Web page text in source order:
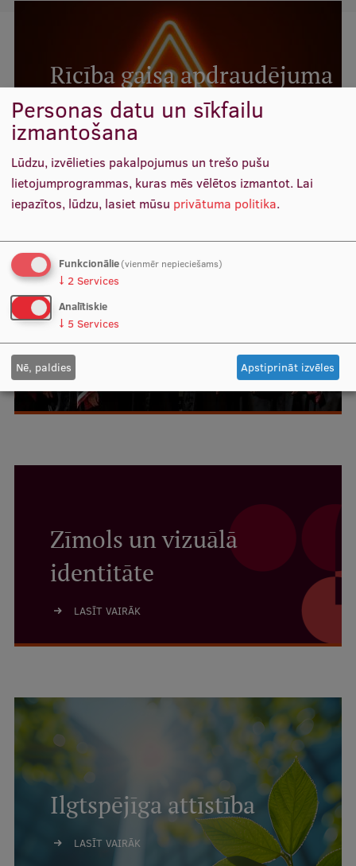
Starptautiskā sadarbība
Mobilitātes programmas
Starptautiskie projekti
EURAXESS RSU kontaktpunkts
EATRIS koordinators Latvijā
Rīcība gaisa apdraudējuma
gadījumā
Izlaidumu fotogrāfijas un
videoieraksti
LASĪT VAIRĀK
Zīmols un vizuālā
identitāte
LASĪT VAIRĀK
Ilgtspējīga attīstība
LASĪT VAIRĀK
Personas datu un sīkfailu
izmantošana
Lūdzu, izvēlieties pakalpojumus un trešo pušu
lietojumprogrammas, kuras mēs vēlētos izmantot. Lai
iepazītos, lūdzu, lasiet mūsu privātuma politika.
Funkcionālie(vienmēr nepieciešams)
↓ 2 Services
Analītiskie
↓ 5 Services
Nē, paldies Apstiprināt izvēles